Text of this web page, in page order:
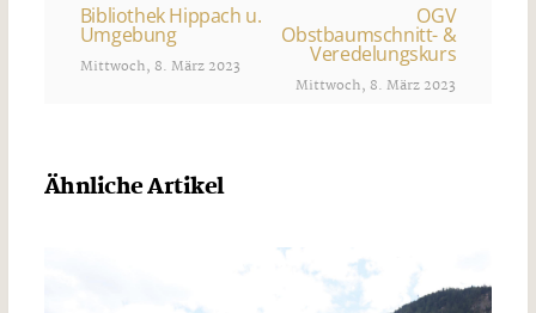
Bibliothek Hippach u.
Umgebung
Mittwoch, 8. März 2023
OGV
Obstbaumschnitt- &
Veredelungskurs
Mittwoch, 8. März 2023
Ähnliche Artikel